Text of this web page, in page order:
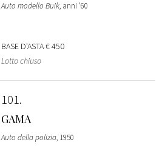
Auto modello Buik, anni '60
BASE D'ASTA€ 450
Lotto chiuso
101
GAMA
Auto della polizia, 1950